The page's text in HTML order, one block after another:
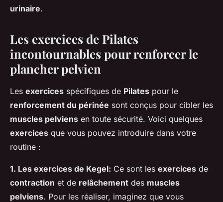
urinaire.
Les exercices de Pilates
incontournables pour renforcer le
plancher pelvien
Les exercices spécifiques de Pilates pour le
renforcement du périnée sont conçus pour cibler les
muscles pelviens en toute sécurité. Voici quelques
exercices que vous pouvez introduire dans votre
routine :
1. Les exercices de Kegel: Ce sont les exercices de
contraction et de relâchement des muscles
pelviens. Pour les réaliser, imaginez que vous